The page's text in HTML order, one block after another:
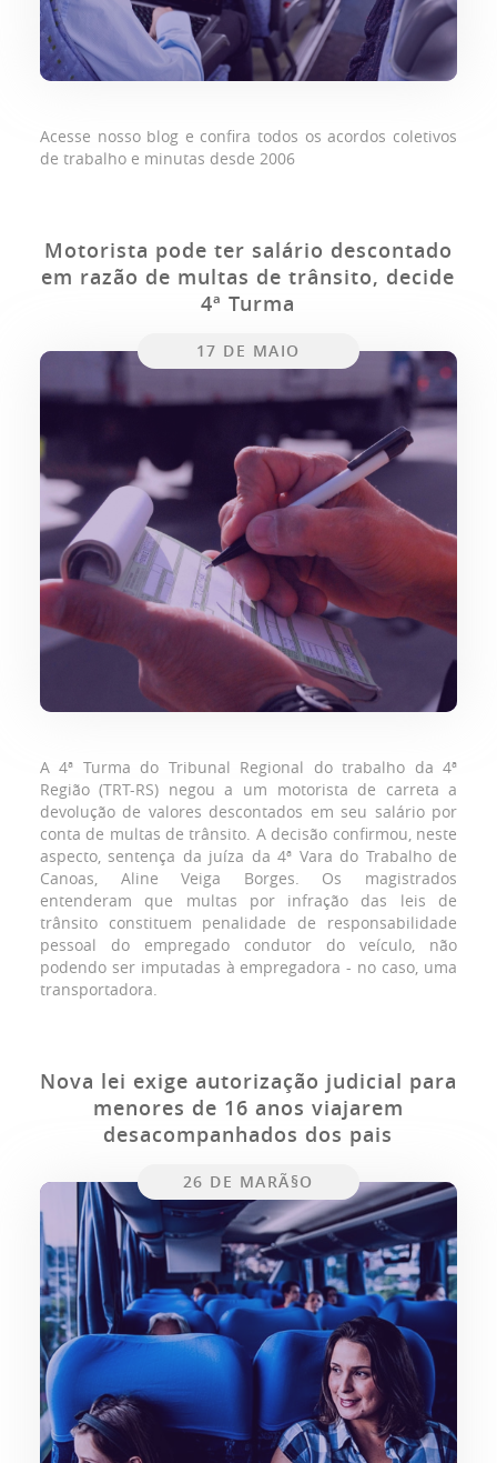
Acesse nosso blog e confira todos os acordos coletivos
de trabalho e minutas desde 2006
Motorista pode ter salário descontado
em razão de multas de trânsito, decide
4ª Turma
17 DE MAIO
A 4ª Turma do Tribunal Regional do trabalho da 4ª
Região (TRT-RS) negou a um motorista de carreta a
devolução de valores descontados em seu salário por
conta de multas de trânsito. A decisão confirmou, neste
aspecto, sentença da juíza da 4ª Vara do Trabalho de
Canoas, Aline Veiga Borges. Os magistrados
entenderam que multas por infração das leis de
trânsito constituem penalidade de responsabilidade
pessoal do empregado condutor do veículo, não
podendo ser imputadas à empregadora - no caso, uma
transportadora.
Nova lei exige autorização judicial para
menores de 16 anos viajarem
desacompanhados dos pais
26 DE MARÃ§O